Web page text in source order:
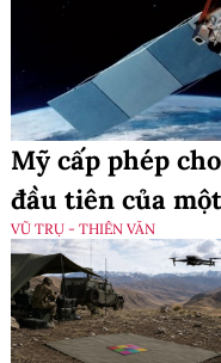
Mỹ cấp phép
đầu tiên của
VŨ TRỤ - THIÊN VĂN